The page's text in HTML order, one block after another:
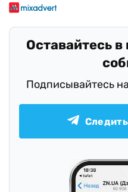
Оставайтесь
Подписывайтесь